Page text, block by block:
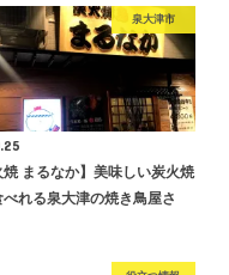
泉大津市
焼 まるなか】美味しい炭火焼
べれる泉大津の焼き鳥屋さ